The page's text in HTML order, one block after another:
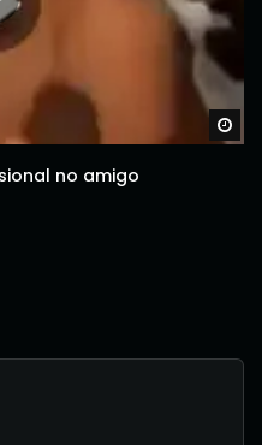
no amigo